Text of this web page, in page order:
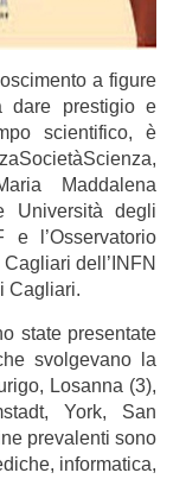
a figure
dare prestigio e
scientifico, è
Maddalena
Università degli
l’Osservatorio
dell’INFN
Cagliari.
state presentate
svolgevano la
Losanna (3),
York, San
prevalenti sono
informatica,